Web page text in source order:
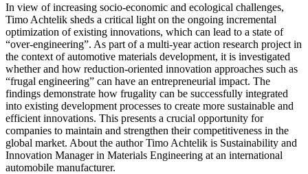
In view of increasing socio-economic and ecological challenges,
Timo Achtelik sheds a critical light on the ongoing incremental
optimization of existing innovations, which can lead to a state of
“over-engineering”. As part of a multi-year action research project in
the context of automotive materials development, it is investigated
whether and how reduction-oriented innovation approaches such as
“frugal engineering” can have an entrepreneurial impact. The
findings demonstrate how frugality can be successfully integrated
into existing development processes to create more sustainable and
efficient innovations. This presents a crucial opportunity for
companies to maintain and strengthen their competitiveness in the
global market. About the author Timo Achtelik is Sustainability and
Innovation Manager in Materials Engineering at an international
automobile manufacturer.